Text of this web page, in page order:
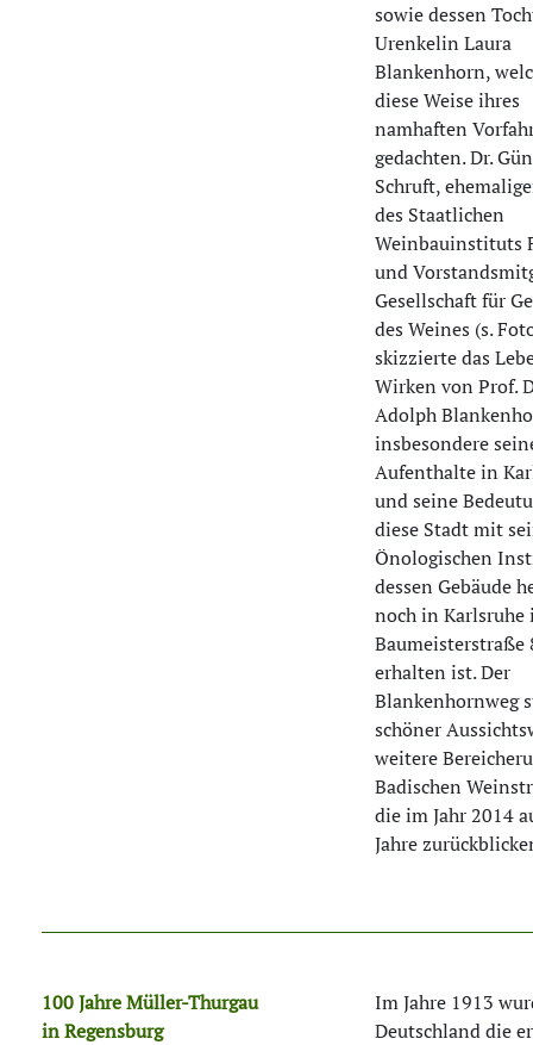
sowie dessen
Urenkelin Laura
Blankenhorn,
diese Weise ihres
namhaften
gedachten. Dr.
Schruft,
des Staatlichen
Weinbauinstituts
und
Gesellschaft für
des Weines (s.
skizzierte das
Wirken von Prof.
Adolph
insbesondere
Aufenthalte in
und seine
diese Stadt mit
Önologischen
dessen Gebäude
noch in Karlsruhe
Baumeisterstraße
erhalten ist. Der
Blankenhornweg
schöner
weitere
Badischen
die im Jahr 2014
Jahre
100 Jahre Müller-Thurgau
in Regensburg
Im Jahre 1913
Deutschland die